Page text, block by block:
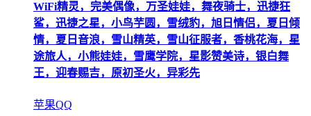
WiFi精灵，完美偶像，万圣娃娃，舞夜骑士，迅捷狂
鲨，迅捷之星，小鸟芋圆，雪绒豹，旭日情侣，夏日倾
情，夏日音浪，雪山精英，雪山征服者，香桃花海，星
途旅人，小熊娃娃，雪鹰学院，星影赞美诗，银白舞
王，迎春赐吉，原初圣火，异彩先
苹果QQ